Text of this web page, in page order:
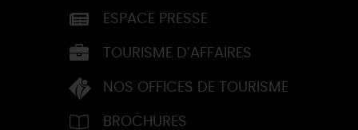
ESPACE PRESSE
TOURISME D’AFFAIRES
NOS OFFICES DE TOURISME
BROCHURES